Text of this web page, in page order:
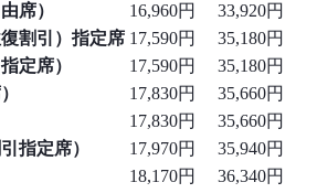
席）
16,960円
33,920円
割引）指定席 17,590円
35,180円
定席）
17,590円
35,180円
17,830円
35,660円
17,830円
35,660円
指定席）
17,970円
35,940円
18,170円
36,340円